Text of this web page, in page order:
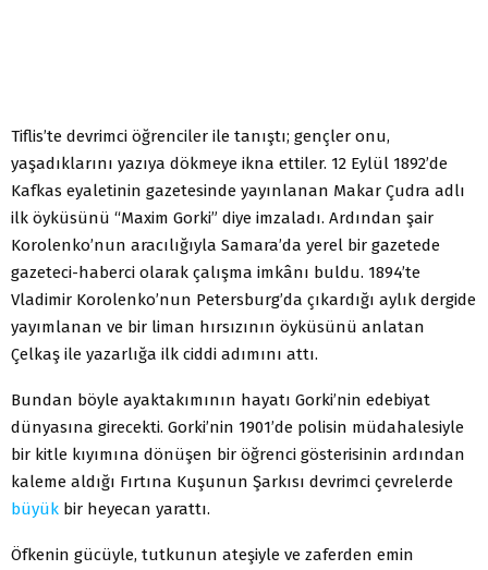
Tiflis’te devrimci öğrenciler ile tanıştı; gençler onu,
yaşadıklarını yazıya dökmeye ikna ettiler. 12 Eylül 1892’de
Kafkas eyaletinin gazetesinde yayınlanan Makar Çudra adlı
ilk öyküsünü “Maxim Gorki” diye imzaladı. Ardından şair
Korolenko’nun aracılığıyla Samara’da yerel bir gazetede
gazeteci-haberci olarak çalışma imkânı buldu. 1894’te
Vladimir Korolenko’nun Petersburg’da çıkardığı aylık dergide
yayımlanan ve bir liman hırsızının öyküsünü anlatan
Çelkaş ile yazarlığa ilk ciddi adımını attı.
Bundan böyle ayaktakımının hayatı Gorki’nin edebiyat
dünyasına girecekti. Gorki’nin 1901’de polisin müdahalesiyle
bir kitle kıyımına dönüşen bir öğrenci gösterisinin ardından
kaleme aldığı Fırtına Kuşunun Şarkısı devrimci çevrelerde
büyük bir heyecan yarattı.
Öfkenin gücüyle, tutkunun ateşiyle ve zaferden emin